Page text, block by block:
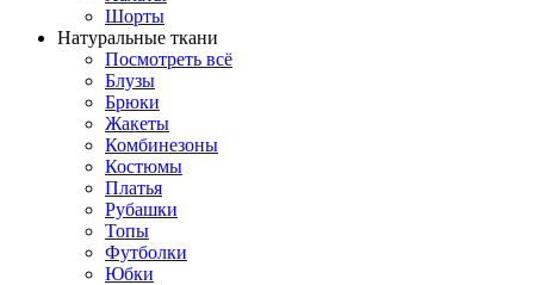
Шорты
Натуральные ткани
Посмотреть всё
Блузы
Брюки
Жакеты
Комбинезоны
Костюмы
Платья
Рубашки
Топы
Футболки
Юбки